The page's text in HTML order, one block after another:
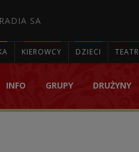
SA
KIEROWCY DZIECI TEATR
INFO GRUPY DRUŻYNY